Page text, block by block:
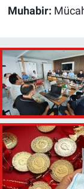
Muhabir: